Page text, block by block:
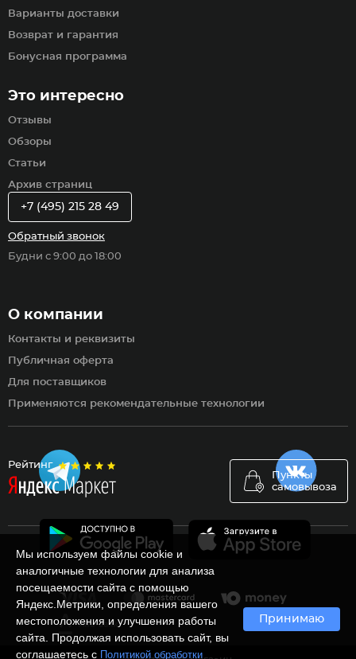
Рейтинг
Пункты
самовывоза
Варианты доставки
Возврат и гарантия
Бонусная программа
Это интересно
Отзывы
Обзоры
Статьи
Архив страниц
О компании
Контакты и реквизиты
Публичная оферта
Для поставщиков
Применяются рекомендательные технологии
+7 (495) 215 28 49
Обратный звонок
Будни с 9:00 до 18:00
Мы используем файлы cookie и
аналогичные технологии для анализа
посещаемости сайта с помощью
Яндекс.Метрики, определения вашего
местоположения и улучшения работы
сайта. Продолжая использовать сайт, вы
соглашаетесь с Политикой обработки
Принимаю